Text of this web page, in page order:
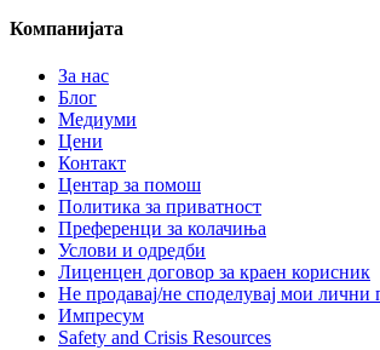
Компанијата
За нас
Блог
Медиуми
Цени
Контакт
Центар за помош
Политика за приватност
Преференци за колачиња
Услови и одредби
Лиценцен договор за краен корисник
Не продавај/не споделувај мои лични
Импресум
Safety and Crisis Resources